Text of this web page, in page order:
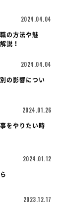
2024.04.04
の方法や魅
説！
2024.04.04
の影響につい
2024.01.26
をやりたい時
2024.01.12
2023.12.17